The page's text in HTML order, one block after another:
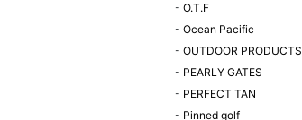
- O.T.F
- Ocean Pacific
- OUTDOOR PRODUCTS
- PEARLY GATES
- PERFECT TAN
- Pinned golf